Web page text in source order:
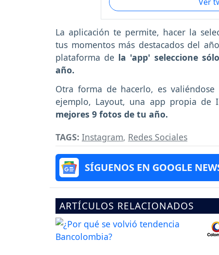
La aplicación te permite, hacer la
tus momentos más destacados del
plataforma de la 'app' seleccione
año.
Otra forma de hacerlo, es
ejemplo, Layout, una app propia de
mejores 9 fotos de tu año.
TAGS: Instagram, Redes Sociales
SÍGUENOS EN GOOGLE
ARTÍCULOS RELACIONADOS